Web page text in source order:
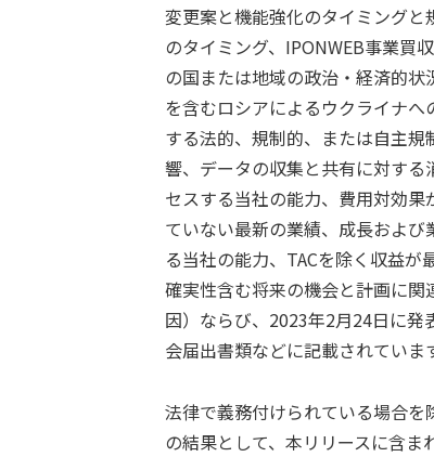
変更案と機能強化のタイミング
のタイミング、IPONWEB事業買
の国または地域の政治・経済的
を含むロシアによるウクライナ
する法的、規制的、または自主
響、データの収集と共有に対す
セスする当社の能力、費用対効
ていない最新の業績、成長およ
る当社の能力、TACを除く収益
確実性含む将来の機会と計画に
因）ならび、2023年2月24日に
会届出書類などに記載されていま
法律で義務付けられている場合
の結果として、本リリースに含